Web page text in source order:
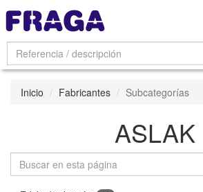
Inicio Fabricantes Subcategorías
ASLAK